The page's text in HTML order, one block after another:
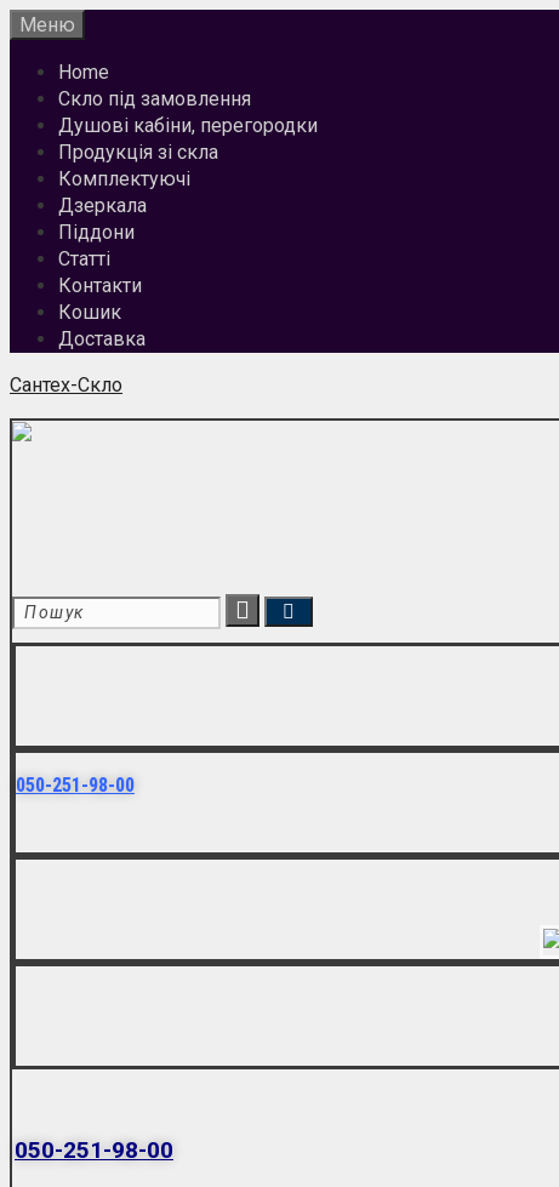
Перейти
до
вмісту
Меню
Home
Скло під замовлення
Душові кабіни, перегородки
Продукція зі скла
Комплектуючі
Дзеркала
Піддони
Статті
Контакти
Кошик
Доставка
Сантех-Скло
050-251-98-00
050-251-98-00